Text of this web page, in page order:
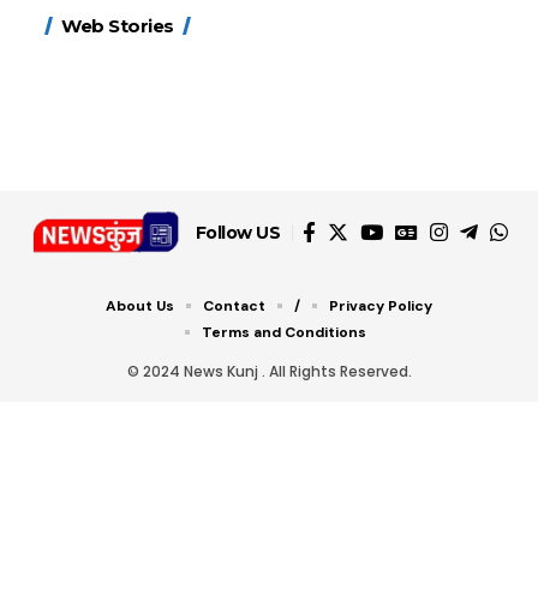
Web Stories
15 नवंबर से लागू होंगे
FASTag के ये नए नियम,
मोटापे को कम करने के लिए
Follow US
© 2024 News Kunj . All Rights Reserved.
About Us Contact /
Privacy Policy
Terms and Conditions